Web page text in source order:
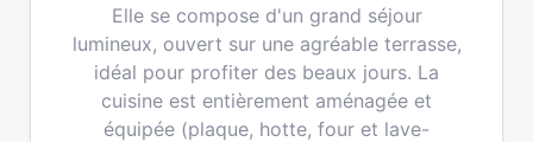
Elle se compose d'un grand séjour
lumineux, ouvert sur une agréable terrasse,
idéal pour profiter des beaux jours. La
cuisine est entièrement aménagée et
équipée (plaque, hotte, four et lave-